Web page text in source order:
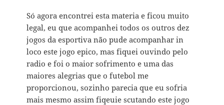
Só agora encontrei esta materia e ficou muito
legal, eu que acompanhei todos os outros dez
jogos da esportiva não pude acompanhar in
loco este jogo epico, mas fiquei ouvindo pelo
radio e foi o maior sofrimento e uma das
maiores alegrias que o futebol me
proporcionou, sozinho parecia que eu sofria
mais mesmo assim fiqeuie scutando este jogo